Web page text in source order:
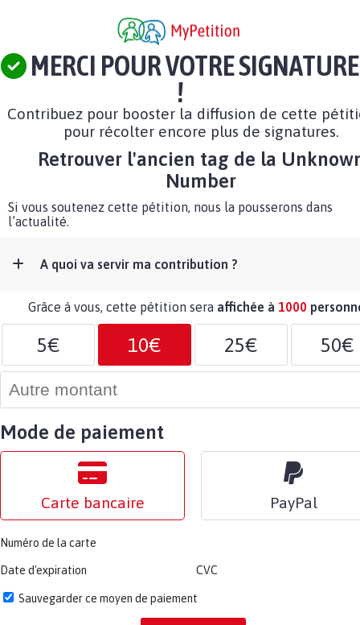
MERCI POUR VOTRE SIGNATURE
!
Contribuez pour booster la diffusion de cette
pour récolter encore plus de signatures.
Retrouver l'ancien tag de la
Number
Si vous soutenez cette pétition, nous la pousserons dans
l’actualité.
A quoi va servir ma contribution ?
Grâce à vous, cette pétition sera affichée à 1000
5€ 10€ 25€ 50€
Mode de paiement
Carte bancaire PayPal
Numéro de la carte
Date d'expiration CVC
Sauvegarder ce moyen de paiement